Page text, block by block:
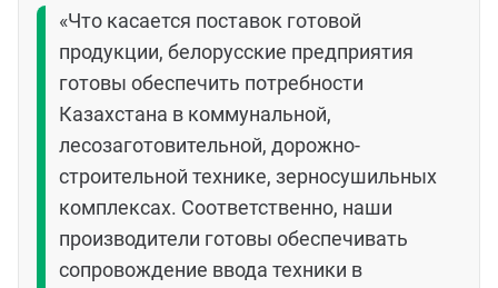
«Что касается поставок готовой
продукции, белорусские предприятия
готовы обеспечить потребности
Казахстана в коммунальной,
лесозаготовительной, дорожно-
строительной технике, зерносушильных
комплексах. Соответственно, наши
производители готовы обеспечивать
сопровождение ввода техники в